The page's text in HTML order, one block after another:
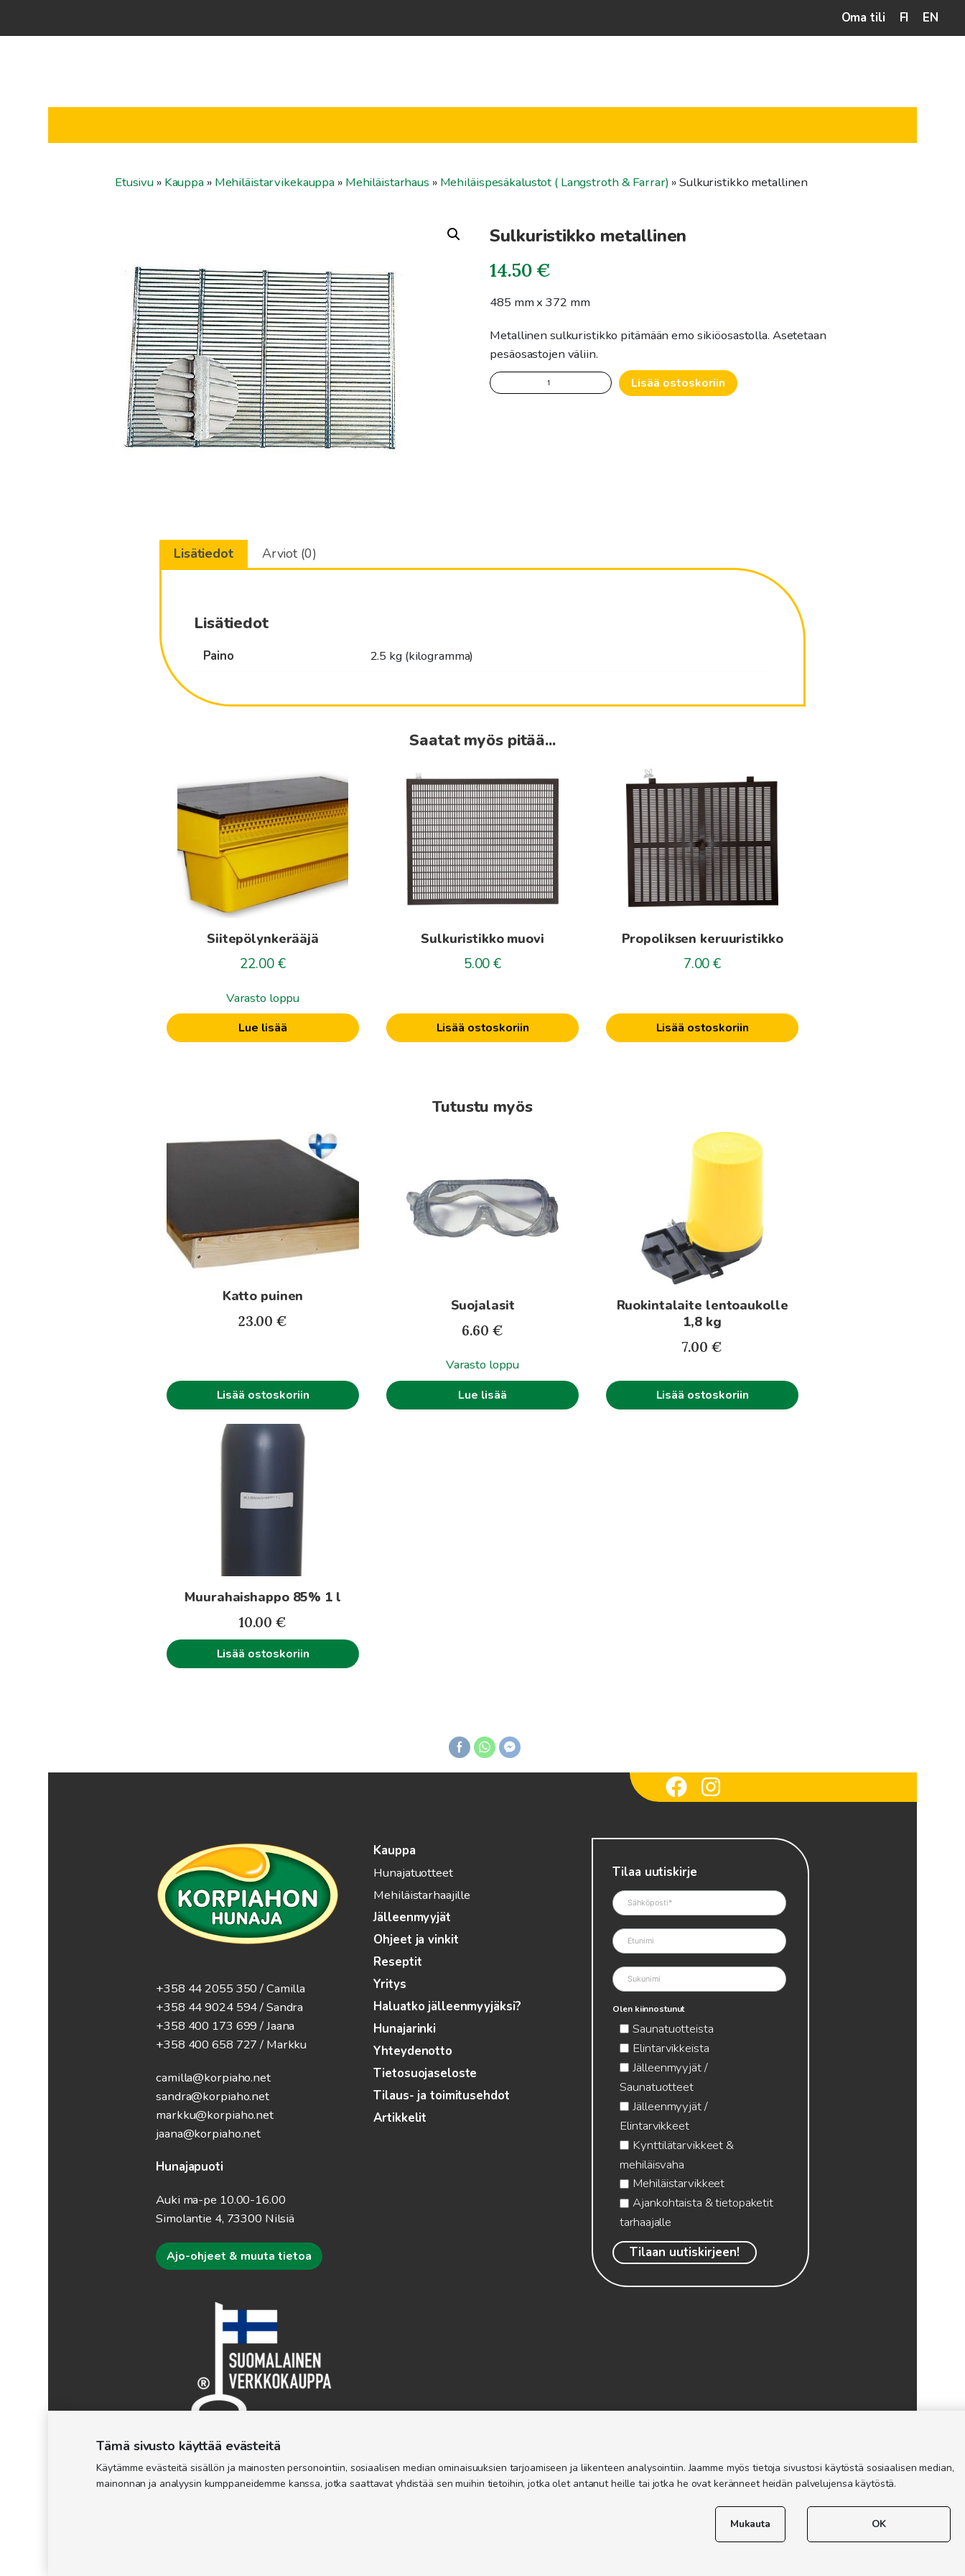
Oma tili FI EN
Etusivu » Kauppa » Mehiläistarvikekauppa » Mehiläistarhaus » Mehiläispesäkalustot ( Langstroth & Farrar) »Sulkuristikko metallinen
Sulkuristikko metallinen
14.50€
485 mm x 372 mm
Metallinen sulkuristikko pitämään emo sikiöosastolla. Asetetaan
pesäosastojen väliin.
Sulkuristikko
metallinen
Lisää ostoskoriin
Lisätiedot Arviot (0)
Lisätiedot
Paino 2.5 kg (kilogramma)
Saatat myös pitää...
Siitepölynkerääjä
22.00 €
Varasto loppu
Lue lisää
Sulkuristikko muovi
5.00 €
Lisää ostoskoriin
Propoliksen keruuristikko
7.00 €
Lisää ostoskoriin
Tutustu myös
Katto puinen
23.00 €
Lisää ostoskoriin
Suojalasit
6.60 €
Varasto loppu
Lue lisää
Ruokintalaite lentoaukolle
1,8 kg
7.00 €
Lisää ostoskoriin
Muurahaishappo 85% 1 l
10.00 €
Lisää ostoskoriin
+358 44 2055 350 / Camilla
+358 44 9024 594/ Sandra
+358 400 173 699 / Jaana
+358 400 658 727 / Markku
camilla@korpiaho.net
sandra@korpiaho.net
markku@korpiaho.net
jaana@korpiaho.net
Hunajapuoti
Auki ma-pe 10.00-16.00
Simolantie 4, 73300 Nilsiä
Ajo-ohjeet & muuta tietoa
Kauppa
Hunajatuotteet
Mehiläistarhaajille
Jälleenmyyjät
Ohjeet ja vinkit
Reseptit
Yritys
Haluatko jälleenmyyjäksi?
Hunajarinki
Yhteydenotto
Tietosuojaseloste
Tilaus- ja toimitusehdot
Artikkelit
Tilaa uutiskirje
Olen kiinnostunut
Saunatuotteista
Elintarvikkeista
Jälleenmyyjät /
Saunatuotteet
Jälleenmyyjät /
Elintarvikkeet
Kynttilätarvikkeet &
mehiläisvaha
Mehiläistarvikkeet
Ajankohtaista & tietopaketit
tarhaajalle
Tämä sivusto käyttää evästeitä
Käytämme evästeitä sisällön ja mainosten personointiin, sosiaalisen median ominaisuuksien tarjoamiseen ja liikenteen analysointiin. Jaamme myös tietoja sivustosi käytöstä sosiaalisen median,
mainonnan ja analyysin kumppaneidemme kanssa, jotka saattavat yhdistää sen muihin tietoihin, jotka olet antanut heille tai jotka he ovat keränneet heidän palvelujensa käytöstä.
Mukauta OK